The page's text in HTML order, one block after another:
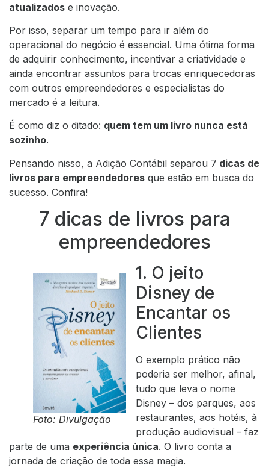
atualizados e inovação.
Por isso, separar um tempo para ir além do
operacional do negócio é essencial. Uma ótima forma
de adquirir conhecimento, incentivar a criatividade e
ainda encontrar assuntos para trocas enriquecedoras
com outros empreendedores e especialistas do
mercado é a leitura.
É como diz o ditado: quem tem um livro nunca está
sozinho.
Pensando nisso, a Adição Contábil separou 7 dicas de
livros para empreendedores que estão em busca do
sucesso. Confira!
7 dicas de livros para
empreendedores
Foto: Divulgação
1. O jeito
Disney de
Encantar os
Clientes
O exemplo prático não
poderia ser melhor, afinal,
tudo que leva o nome
Disney – dos parques, aos
restaurantes, aos hotéis, à
produção audiovisual – faz
parte de uma experiência única. O livro conta a
jornada de criação de toda essa magia.